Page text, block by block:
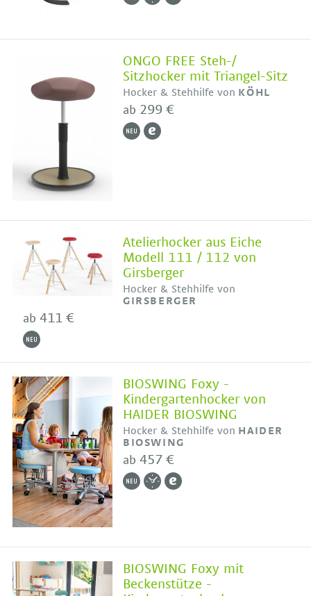
ONGO FREE Steh-/
Sitzhocker mit Triangel-Sitz
Hocker & Stehhilfe von KÖHL
ab 299 €
Atelierhocker aus Eiche
Modell 111 / 112 von
Girsberger
Hocker & Stehhilfe von
GIRSBERGER
ab 411 €
BIOSWING Foxy -
Kindergartenhocker von
HAIDER BIOSWING
Hocker & Stehhilfe von HAIDER
BIOSWING
ab 457 €
BIOSWING Foxy mit
Beckenstütze -